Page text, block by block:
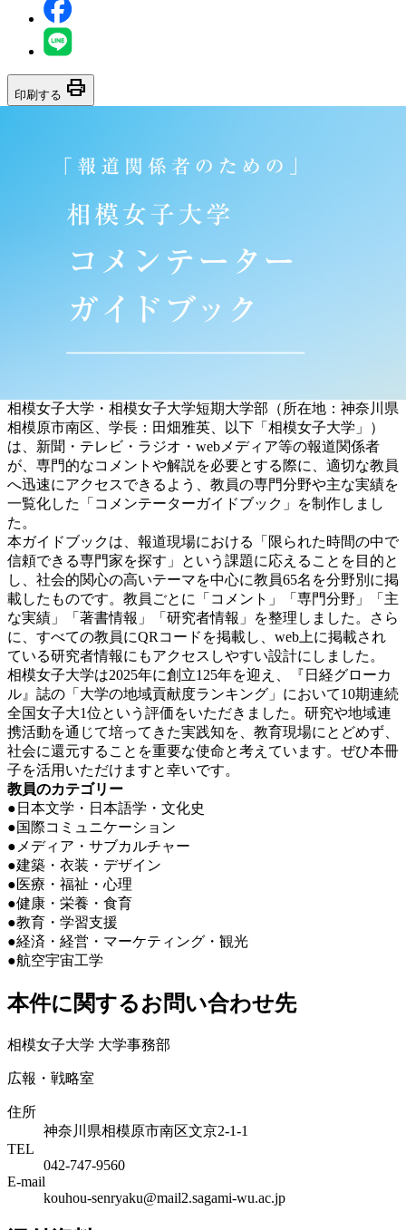
印刷する print
相模女子大学・相模女子大学短期大学部（所在地：神奈川県
相模原市南区、学長：田畑雅英、以下「相模女子大学」）
は、新聞・テレビ・ラジオ・webメディア等の報道関係者
が、専門的なコメントや解説を必要とする際に、適切な教員
へ迅速にアクセスできるよう、教員の専門分野や主な実績を
一覧化した「コメンテーターガイドブック」を制作しまし
た。
本ガイドブックは、報道現場における「限られた時間の中で
信頼できる専門家を探す」という課題に応えることを目的と
し、社会的関心の高いテーマを中心に教員65名を分野別に掲
載したものです。教員ごとに「コメント」「専門分野」「主
な実績」「著書情報」「研究者情報」を整理しました。さら
に、すべての教員にQRコードを掲載し、web上に掲載され
ている研究者情報にもアクセスしやすい設計にしました。
相模女子大学は2025年に創立125年を迎え、『日経グローカ
ル』誌の「大学の地域貢献度ランキング」において10期連続
全国女子大1位という評価をいただきました。研究や地域連
携活動を通じて培ってきた実践知を、教育現場にとどめず、
社会に還元することを重要な使命と考えています。ぜひ本冊
子を活用いただけますと幸いです。
教員のカテゴリー
●日本文学・日本語学・文化史
●国際コミュニケーション
●メディア・サブカルチャー
●建築・衣装・デザイン
●医療・福祉・心理
●健康・栄養・食育
●教育・学習支援
●経済・経営・マーケティング・観光
●航空宇宙工学
本件に関するお問い合わせ先
相模女子大学 大学事務部
広報・戦略室
住所
神奈川県相模原市南区文京2-1-1
TEL
042-747-9560
E-mail
kouhou-senryaku@mail2.sagami-wu.ac.jp